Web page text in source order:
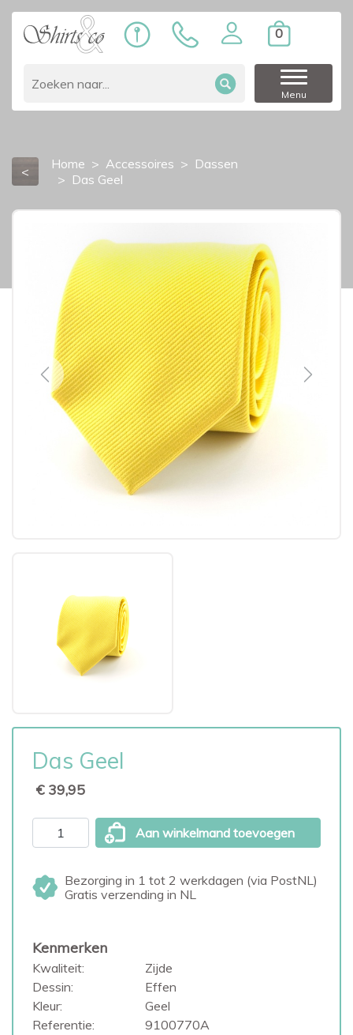
0
Menu
< Home Accessoires
Dassen
Das Geel
Previous Next
Das Geel
€ 39,95
Aan winkelmand toevoegen
Bezorging in 1 tot 2 werkdagen (via PostNL)
Gratis verzending in NL
Kenmerken
Kwaliteit:
Zijde
Dessin:
Effen
Kleur:
Geel
Referentie:
9100770A